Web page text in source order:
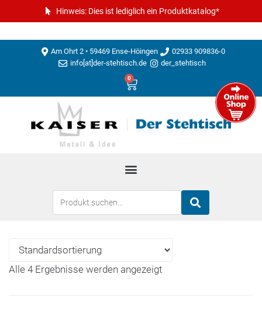
Hinweis: Dies ist lediglich ein Produktkatalog*
Am Ohrt 2 • 59469 Ense-Höingen
02933 909836-0
info[at]der-stehtisch.de
der_stehtisch
0
Alle 4 Ergebnisse werden angezeigt